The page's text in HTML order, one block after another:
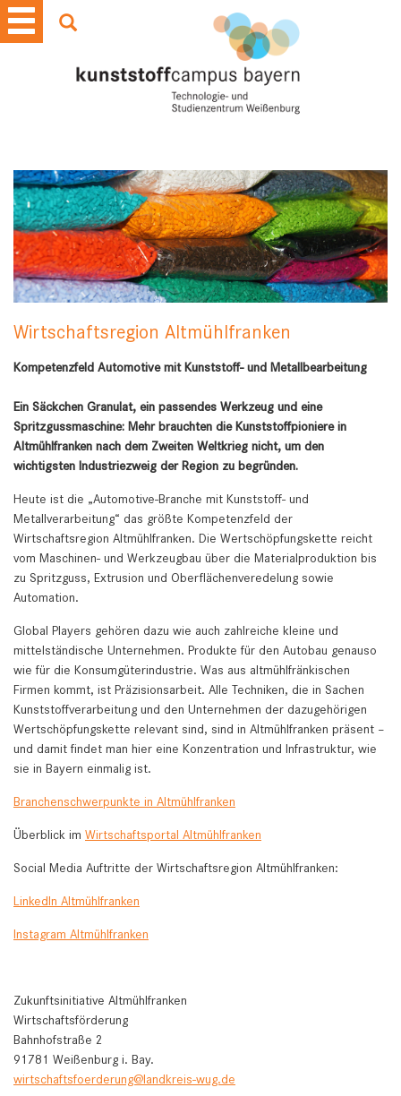
Wirtschaftsregion Altmühlfranken
Kompetenzfeld Automotive mit Kunststoff- und Metallbearbeitung
Ein Säckchen Granulat, ein passendes Werkzeug und eine
Spritzgussmaschine: Mehr brauchten die Kunststoffpioniere in
Altmühlfranken nach dem Zweiten Weltkrieg nicht, um den
wichtigsten Industriezweig der Region zu begründen.
Heute ist die „Automotive-Branche mit Kunststoff- und
Metallverarbeitung“ das größte Kompetenzfeld der
Wirtschaftsregion Altmühlfranken. Die Wertschöpfungskette reicht
vom Maschinen- und Werkzeugbau über die Materialproduktion bis
zu Spritzguss, Extrusion und Oberflächenveredelung sowie
Automation.
Global Players gehören dazu wie auch zahlreiche kleine und
mittelständische Unternehmen. Produkte für den Autobau genauso
wie für die Konsumgüterindustrie. Was aus altmühlfränkischen
Firmen kommt, ist Präzisionsarbeit. Alle Techniken, die in Sachen
Kunststoffverarbeitung und den Unternehmen der dazugehörigen
Wertschöpfungskette relevant sind, sind in Altmühlfranken präsent –
und damit findet man hier eine Konzentration und Infrastruktur, wie
sie in Bayern einmalig ist.
Branchenschwerpunkte in Altmühlfranken
Überblick im Wirtschaftsportal Altmühlfranken
Social Media Auftritte der Wirtschaftsregion Altmühlfranken:
LinkedIn Altmühlfranken
Instagram Altmühlfranken
Zukunftsinitiative Altmühlfranken
Wirtschaftsförderung
Bahnhofstraße 2
91781 Weißenburg i. Bay.
wirtschaftsfoerderung@landkreis-wug.de